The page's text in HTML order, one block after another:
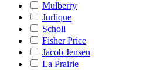
Mulberry
Jurlique
Scholl
Fisher Price
Jacob Jensen
La Prairie